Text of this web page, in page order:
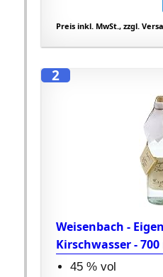
Preis inkl. MwSt., zzgl.
2
Weisenbach -
Kirschwasser -
45 % vol